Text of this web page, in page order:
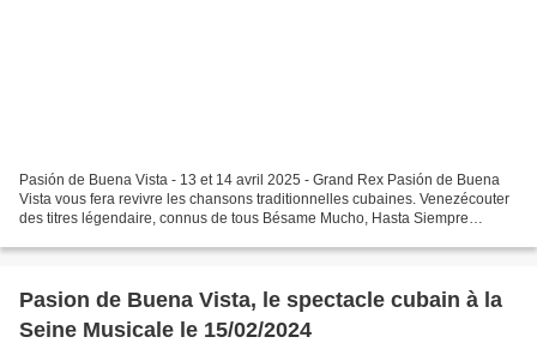
Pasión de Buena Vista - 13 et 14 avril 2025 - Grand Rex Pasión de Buena
Vista vous fera revivre les chansons traditionnelles cubaines. Venezécouter
des titres légendaire, connus de tous Bésame Mucho, Hasta Siempre
Pasion de Buena Vista, le spectacle cubain à la
Seine Musicale le 15/02/2024